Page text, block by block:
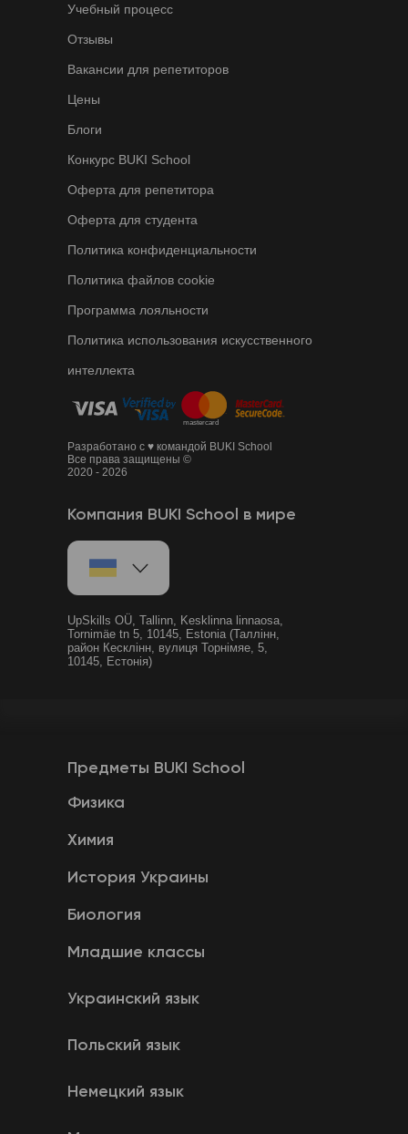
Учебный процесс
Отзывы
Вакансии для репетиторов
Цены
Блоги
Конкурс BUKI School
Оферта для репетитора
Оферта для студента
Политика конфиденциальности
Политика файлов cookie
Программа лояльности
Политика использования искусственного
интеллекта
Разработано с ♥ командой BUKI School
Все права защищены ©
2020 - 2026
Компания BUKI School в мире
UpSkills OÜ, Tallinn, Kesklinna linnaosa,
Tornimäe tn 5, 10145, Estonia (Таллінн,
район Кесклінн, вулиця Торнімяе, 5,
10145, Естонія)
Предметы BUKI School
Физика
Химия
История Украины
Биология
Младшие классы
Украинский язык
Польский язык
Немецкий язык